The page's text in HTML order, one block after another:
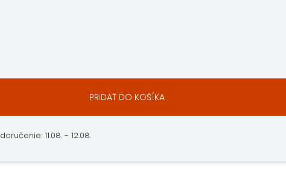
PRIDAŤ DO KOŠÍKA
11.08. - 12.08.